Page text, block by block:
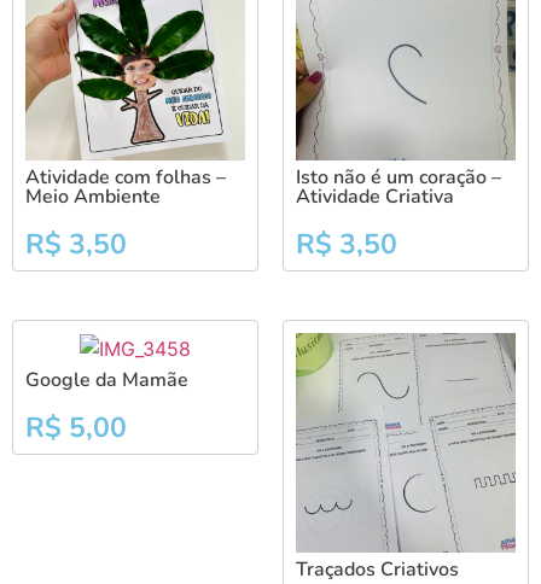
Atividade com folhas –
Meio Ambiente
R$ 3,50
Isto não é um coração –
Atividade Criativa
R$ 3,50
Google da Mamãe
R$ 5,00
Traçados Criativos